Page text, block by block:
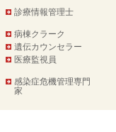
診療情報管理士
病棟クラーク
遺伝カウンセラー
医療監視員
感染症危機管理専門
家